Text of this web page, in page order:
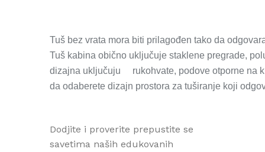
Tuš bez vrata mora biti prilagođen tako da
Tuš kabina obično uključuje staklene pregrade,
dizajna uključuju     rukohvate, podove otporne na
da odaberete dizajn prostora za tuširanje koji
Dodjite i proverite prepustite se
savetima naših edukovanih